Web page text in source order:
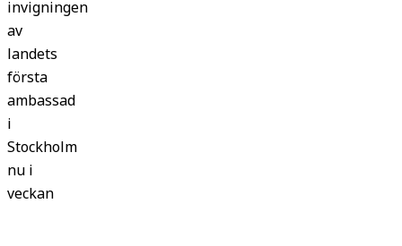
invigningen
av
landets
första
ambassad
i
Stockholm
nu i
veckan